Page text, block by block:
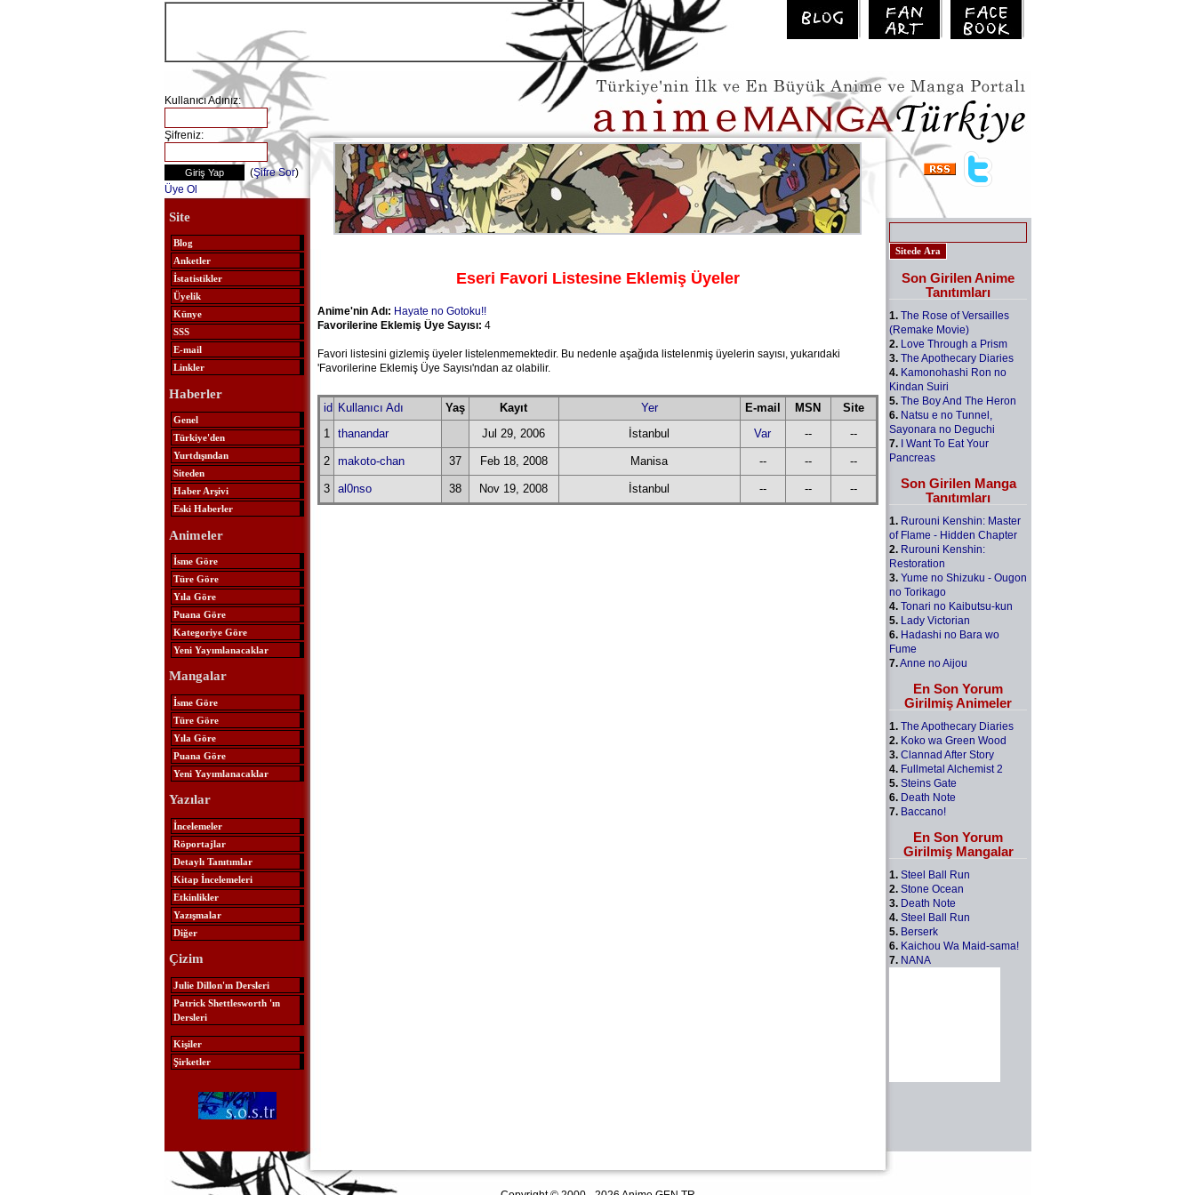
Kullanıcı Adınız:
Şifreniz:
(Şifre Sor)
Üye Ol
Site
Blog
Anketler
İstatistikler
Üyelik
Künye
SSS
E-mail
Linkler
Haberler
Genel
Türkiye'den
Yurtdışından
Siteden
Haber Arşivi
Eski Haberler
Animeler
İsme Göre
Türe Göre
Yıla Göre
Puana Göre
Kategoriye Göre
Yeni Yayımlanacaklar
Mangalar
İsme Göre
Türe Göre
Yıla Göre
Puana Göre
Yeni Yayımlanacaklar
Yazılar
İncelemeler
Röportajlar
Detaylı Tanıtımlar
Kitap İncelemeleri
Etkinlikler
Yazışmalar
Diğer
Çizim
Julie Dillon'ın Dersleri
Patrick Shettlesworth 'ın
Dersleri
Kişiler
Şirketler
Eseri Favori Listesine Eklemiş Üyeler
Anime'nin Adı: Hayate no Gotoku!!
Favorilerine Eklemiş Üye Sayısı: 4
Favori listesini gizlemiş üyeler listelenmemektedir. Bu nedenle aşağıda listelenmiş üyelerin sayısı, yukarıdaki
'Favorilerine Eklemiş Üye Sayısı'ndan az olabilir.
id Kullanıcı Adı Yaş Kayıt Yer E-mail MSN
Site
1 thanandar Jul 29, 2006 İstanbul Var -- --
2 makoto-chan 37 Feb 18, 2008 Manisa -- -- --
3 al0nso 38 Nov 19, 2008 İstanbul -- -- --
Son Girilen Anime
Tanıtımları
1. The Rose of Versailles
(Remake Movie)
2. Love Through a Prism
3. The Apothecary Diaries
4. Kamonohashi Ron no
Kindan Suiri
5. The Boy And The Heron
6. Natsu e no Tunnel,
Sayonara no Deguchi
7. I Want To Eat Your
Pancreas
Son Girilen Manga
Tanıtımları
1. Rurouni Kenshin: Master
of Flame - Hidden Chapter
2. Rurouni Kenshin:
Restoration
3. Yume no Shizuku - Ougon
no Torikago
4. Tonari no Kaibutsu-kun
5. Lady Victorian
6. Hadashi no Bara wo
Fume
7.Anne no Aijou
En Son Yorum
Girilmiş Animeler
1. The Apothecary Diaries
2. Koko wa Green Wood
3. Clannad After Story
4. Fullmetal Alchemist 2
5. Steins Gate
6. Death Note
7. Baccano!
En Son Yorum
Girilmiş Mangalar
1. Steel Ball Run
2. Stone Ocean
3. Death Note
4. Steel Ball Run
5. Berserk
6. Kaichou Wa Maid-sama!
7. NANA